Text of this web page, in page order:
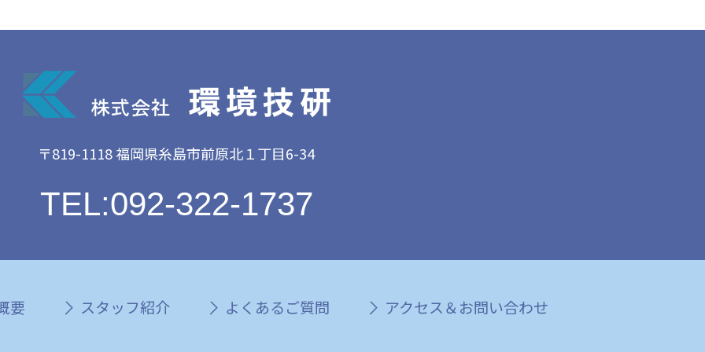
〒819-1118 福岡県糸島市前原北１丁目6-34
TEL:092-322-1737
要 スタッフ紹介 よくあるご質問 アクセス＆お問い合わせ